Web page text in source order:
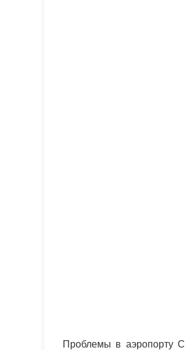
Проблемы в аэропорту